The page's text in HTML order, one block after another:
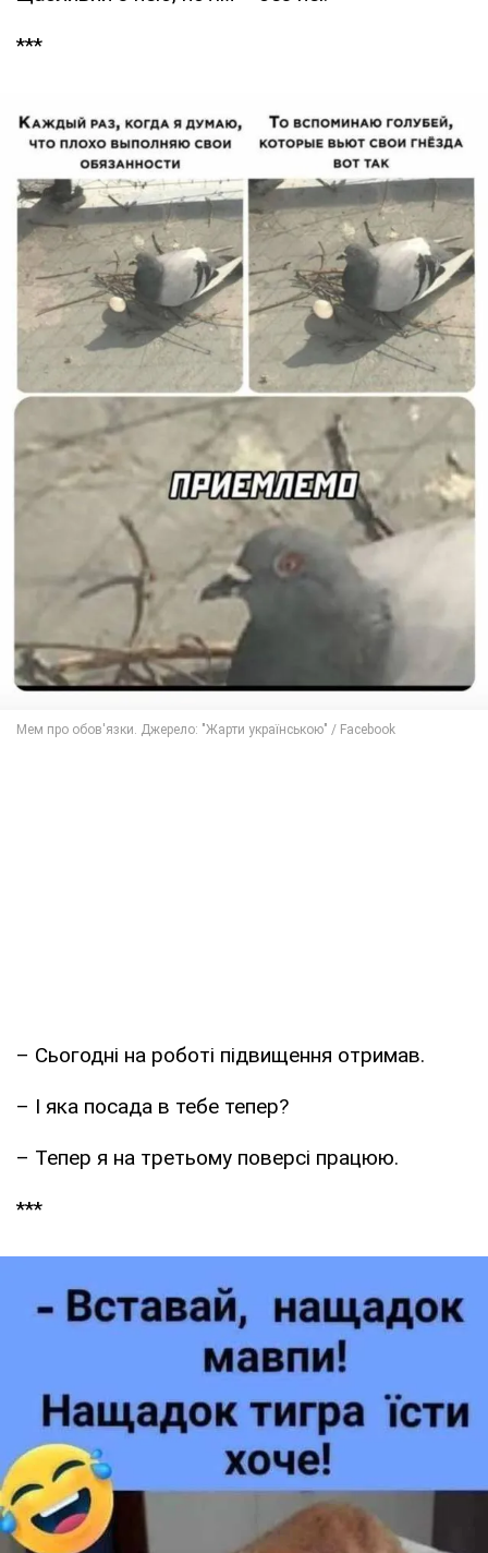
***
– Сьогодні на роботі підвищення отримав.
– І яка посада в тебе тепер?
– Тепер я на третьому поверсі працюю.
***